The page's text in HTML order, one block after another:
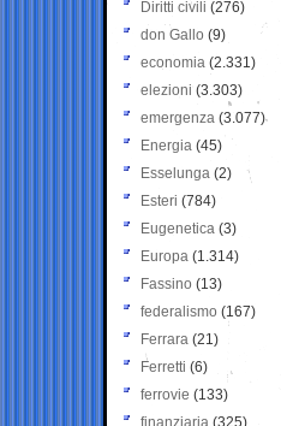
Diritti civili (276)
don Gallo (9)
economia (2.331)
elezioni (3.303)
emergenza (3.077)
Energia (45)
Esselunga (2)
Esteri (784)
Eugenetica (3)
Europa (1.314)
Fassino (13)
federalismo (167)
Ferrara (21)
Ferretti (6)
ferrovie (133)
finanziaria (325)